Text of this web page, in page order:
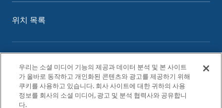
위치 목록
개인정보 보호 정책
쿠키 정책
© 2026 Albemarle Corporation. All Rights Reserved.
우리는 소셜 미디어 기능의 제공과 데이터 분석 및 본 사이트
가 올바로 동작하고 개인화된 콘텐츠와 광고를 제공하기 위해
쿠키를 사용하고 있습니다. 회사 사이트에 대한 귀하의 사용
정보를 회사의 소셜 미디어, 광고 및 분석 협력사와 공유합니
다.